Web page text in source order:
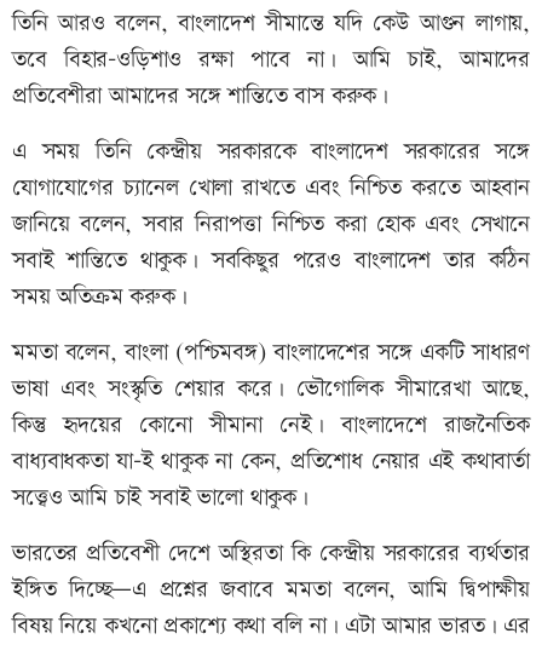
তিনি আরও বলেন, বাংলাদেশ সীমান্তে যদি কেউ আগুন লাগায়,
তবে বিহার-ওড়িশাও রক্ষা পাবে না। আমি চাই, আমাদের
প্রতিবেশীরা আমাদের সঙ্গে শান্তিতে বাস করুক।
এ সময় তিনি কেন্দ্রীয় সরকারকে বাংলাদেশ সরকারের সঙ্গে
যোগাযোগের চ্যানেল খোলা রাখতে এবং নিশ্চিত করতে আহবান
জানিয়ে বলেন, সবার নিরাপত্তা নিশ্চিত করা হোক এবং সেখানে
সবাই শান্তিতে থাকুক। সবকিছুর পরেও বাংলাদেশ তার কঠিন
সময় অতিক্রম করুক।
মমতা বলেন, বাংলা (পশ্চিমবঙ্গ) বাংলাদেশের সঙ্গে একটি সাধারণ
ভাষা এবং সংস্কৃতি শেয়ার করে। ভৌগোলিক সীমারেখা আছে,
কিন্তু হৃদয়ের কোনো সীমানা নেই। বাংলাদেশে রাজনৈতিক
বাধ্যবাধকতা যা-ই থাকুক না কেন, প্রতিশোধ নেয়ার এই কথাবার্তা
সত্ত্বেও আমি চাই সবাই ভালো থাকুক।
ভারতের প্রতিবেশী দেশে অস্থিরতা কি কেন্দ্রীয় সরকারের ব্যর্থতার
ইঙ্গিত দিচ্ছে—এ প্রশ্নের জবাবে মমতা বলেন, আমি দ্বিপাক্ষীয়
বিষয় নিয়ে কখনো প্রকাশ্যে কথা বলি না। এটা আমার ভারত। এর